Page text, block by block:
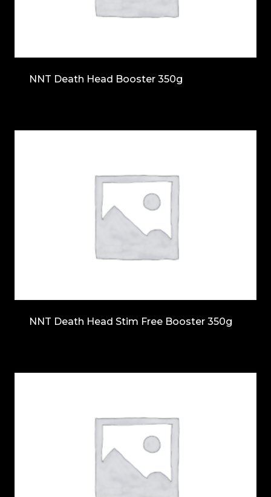
NNT Death Head Booster 350g
NNT Death Head Stim Free Booster 350g